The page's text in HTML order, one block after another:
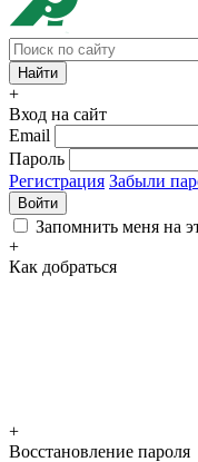
+
Вход на сайт
Email
Пароль
Регистрация Забыли
Войти
Запомнить меня на
+
Как добраться
+
Восстановление пароля